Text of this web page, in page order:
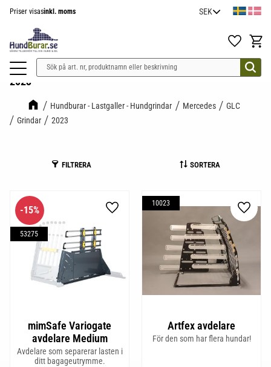
Priser visasinkl. moms
Favoriter
2023
Hundburar - Lastgaller - Hundgrindar Mercedes
GLC
Grindar
2023
FILTRERA SORTERA
mimSafe Variogate
avdelare Medium
Avdelare som separerar lasten i
ditt bagageutrymme.
15%
53275
Lägg till i favoriter
Artfex avdelare
För den som har flera hundar!
10023
Lägg